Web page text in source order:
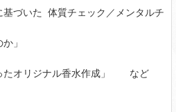
基づいた 体質チェック／メンタルチ
」
たオリジナル香水作成」 など